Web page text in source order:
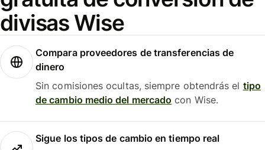
divisas Wise
Compara proveedores de transferencias de
dinero
Sin comisiones ocultas, siempre obtendrás el tipo
de cambio medio del mercado con Wise.
Sigue los tipos de cambio en tiempo real